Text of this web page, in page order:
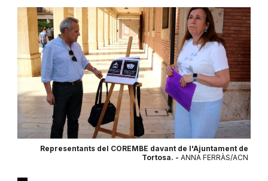
Representants del COREMBE davant de l'Ajuntament de
Tortosa. - ANNA FERRÀS/ACN